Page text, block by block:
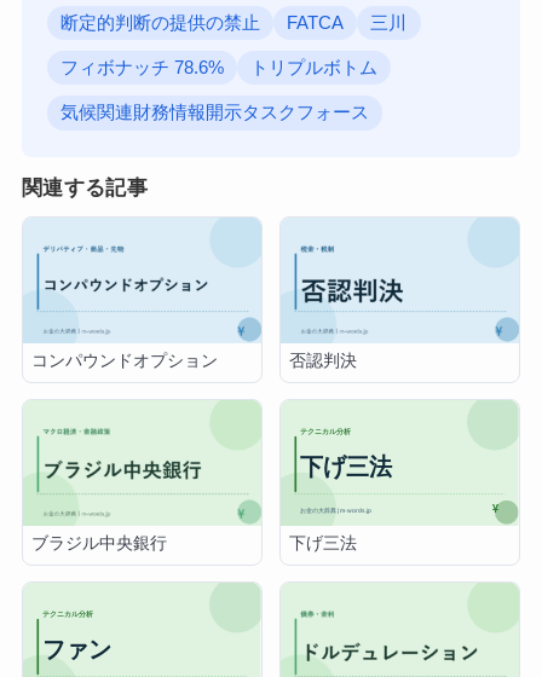
断定的判断の提供の禁止 FATCA 三川
フィボナッチ 78.6% トリプルボトム
気候関連財務情報開示タスクフォース
関連する記事
コンパウンドオプション 否認判決
ブラジル中央銀行 下げ三法